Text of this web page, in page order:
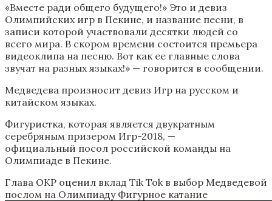
«Вместе ради общего будущего!» Это и девиз
Олимпийских игр в Пекине, и название песни, в
записи которой участвовали десятки людей со
всего мира. В скором времени состоится премьера
видеоклипа на песню. Вот как ее главные слова
звучат на разных языках!» — говорится в сообщении.
Медведева произносит девиз Игр на русском и
китайском языках.
Фигуристка, которая является двукратным
серебряным призером Игр-2018, —
официальный посол российской команды на
Олимпиаде в Пекине.
Глава ОКР оценил вклад Tik Tok в выбор Медведевой
послом на Олимпиаду Фигурное катание